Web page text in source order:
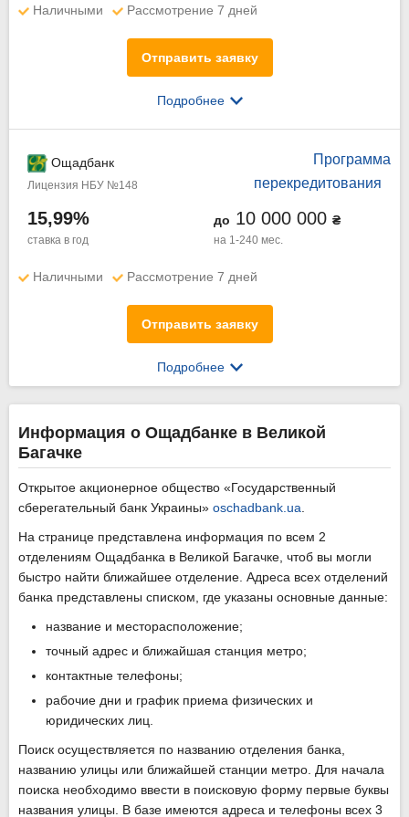
Наличными Рассмотрение 7 дней
Отправить заявку
Подробнее
Программа
перекредитования
Ощадбанк
Лицензия НБУ №148
15,99%
ставка в год
до 10 000 000 ₴
на 1-240 мес.
Наличными Рассмотрение 7 дней
Отправить заявку
Подробнее
Информация о Ощадбанке в Великой
Багачке
Открытое акционерное общество «Государственный
сберегательный банк Украины» oschadbank.ua
На странице представлена информация по всем 2
отделениям Ощадбанка в Великой Багачке, чтоб вы могли
быстро найти ближайшее отделение. Адреса всех отделений
банка представлены списком, где указаны основные данные:
название и месторасположение;
точный адрес и ближайшая станция метро;
контактные телефоны;
рабочие дни и график приема физических и
юридических лиц.
Поиск осуществляется по названию отделения банка,
названию улицы или ближайшей станции метро. Для начала
поиска необходимо ввести в поисковую форму первые буквы
названия улицы. В базе имеются адреса и телефоны всех 3